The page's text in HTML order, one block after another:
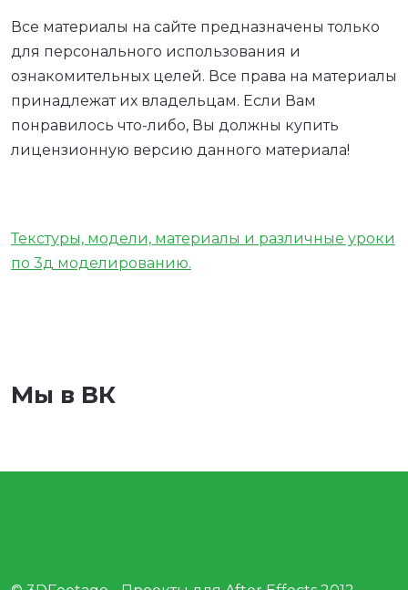
Все материалы на сайте предназначены только
для персонального использования и
ознакомительных целей. Все права на материалы
принадлежат их владельцам. Если Вам
понравилось что-либо, Вы должны купить
лицензионную версию данного материала!
Текстуры, модели, материалы и различные уроки
по 3д моделированию.
Мы в ВК